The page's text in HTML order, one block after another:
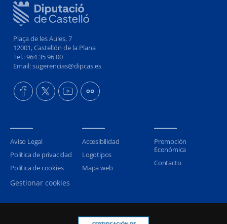
Plaça de les Aules, 7
12001, Castellón de la Plana
Tel.: 964 35 96 00
Email: sugerencias@dipcas.es
Aviso Legal
Política de privacidad
Política de cookies
Gestionar cookies
Accesibilidad
Logotipos
Mapa web
Promoción
Económica
Contacto